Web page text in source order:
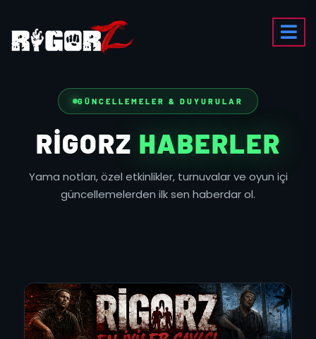
GÜNCELLEMELER & DUYURULAR
RIGORZ HABERLER
Yama notları, özel etkinlikler, turnuvalar ve oyun içi
güncellemelerden ilk sen haberdar ol.